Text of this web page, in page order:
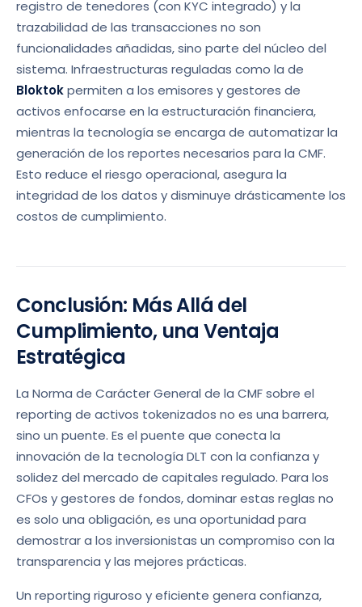
registro de tenedores (con KYC integrado) y la
trazabilidad de las transacciones no son
funcionalidades añadidas, sino parte del núcleo del
sistema. Infraestructuras reguladas como la de
Bloktokpermiten a los emisores y gestores de
activos enfocarse en la estructuración financiera,
mientras la tecnología se encarga de automatizar la
generación de los reportes necesarios para la CMF.
Esto reduce el riesgo operacional, asegura la
integridad de los datos y disminuye drásticamente los
costos de cumplimiento.
Conclusión: Más Allá del
Cumplimiento, una Ventaja
Estratégica
La Norma de Carácter General de la CMF sobre el
reporting de activos tokenizados no es una barrera,
sino un puente. Es el puente que conecta la
innovación de la tecnología DLT con la confianza y
solidez del mercado de capitales regulado. Para los
CFOs y gestores de fondos, dominar estas reglas no
es solo una obligación, es una oportunidad para
demostrar a los inversionistas un compromiso con la
transparencia y las mejores prácticas.
Un reporting riguroso y eficiente genera confianza,